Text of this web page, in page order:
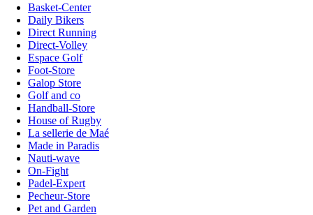
Basket-Center
Daily Bikers
Direct Running
Direct-Volley
Espace Golf
Foot-Store
Galop Store
Golf and co
Handball-Store
House of Rugby
La sellerie de Maé
Made in Paradis
Nauti-wave
On-Fight
Padel-Expert
Pecheur-Store
Pet and Garden